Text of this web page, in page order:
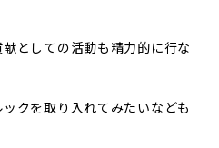
としての活動も精力的に行な
クを取り入れてみたいなども